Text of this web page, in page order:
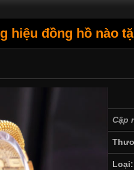
hiệu đồng hồ nào
Cập
Loại: